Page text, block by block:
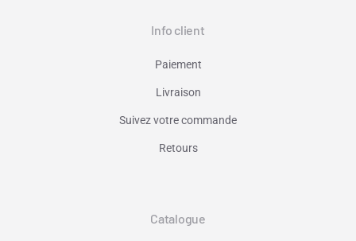
Info client
Paiement
Livraison
Suivez votre commande
Retours
Catalogue